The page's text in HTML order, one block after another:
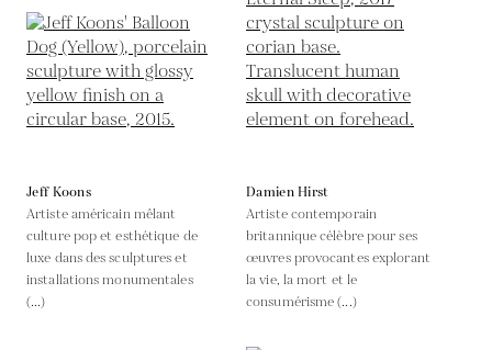
Jeff Koons
Artiste américain mêlant
culture pop et esthétique de
luxe dans des sculptures et
installations monumentales
(...)
Damien Hirst
Artiste contemporain
britannique célèbre pour ses
œuvres provocantes explorant
la vie, la mort et le
consumérisme (...)